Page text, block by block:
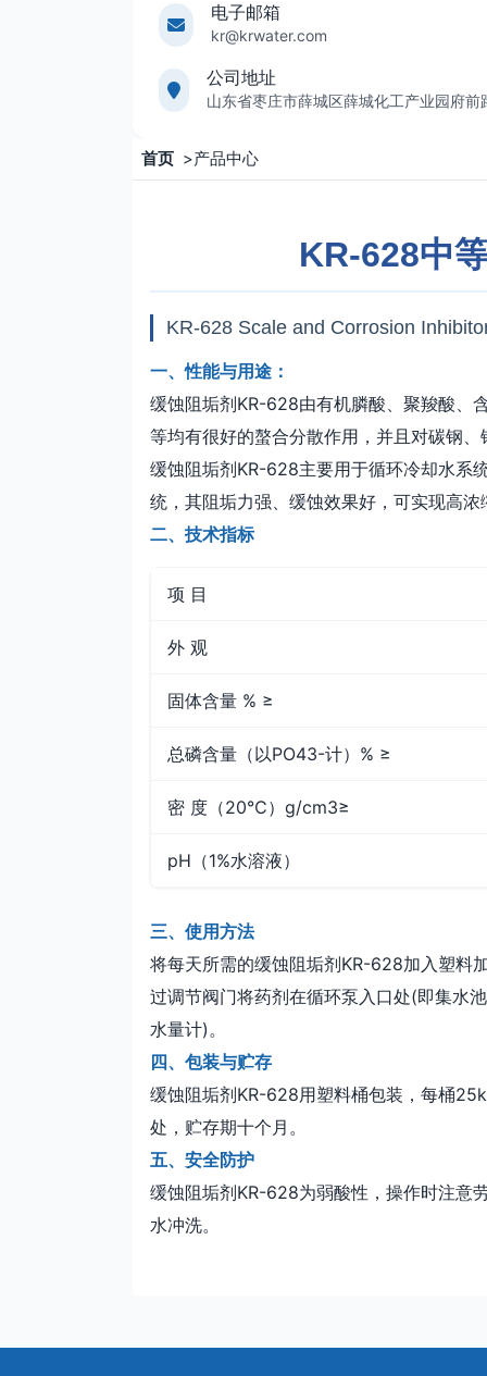
电子邮箱
kr@krwater.com
公司地址
山东省枣庄市薛城区薛城化工产业园府前
首页 >产品中心
KR-628中
KR-628 Scale and Corrosion
一、性能与用途：
缓蚀阻垢剂KR-628由有机膦酸、聚羧酸、
等均有很好的螯合分散作用，并且对碳钢
缓蚀阻垢剂KR-628主要用于循环冷却水系
统，其阻垢力强、缓蚀效果好，可实现高浓
二、技术指标
项 目
外 观
固体含量 % ≥
总磷含量（以PO43-计）% ≥
密 度（20℃）g/cm3≥
pH（1%水溶液）
三、使用方法
将每天所需的缓蚀阻垢剂KR-628加入塑料
过调节阀门将药剂在循环泵入口处(即集水
水量计)。
四、包装与贮存
缓蚀阻垢剂KR-628用塑料桶包装，每桶
处，贮存期十个月。
五、安全防护
缓蚀阻垢剂KR-628为弱酸性，操作时注意
水冲洗。